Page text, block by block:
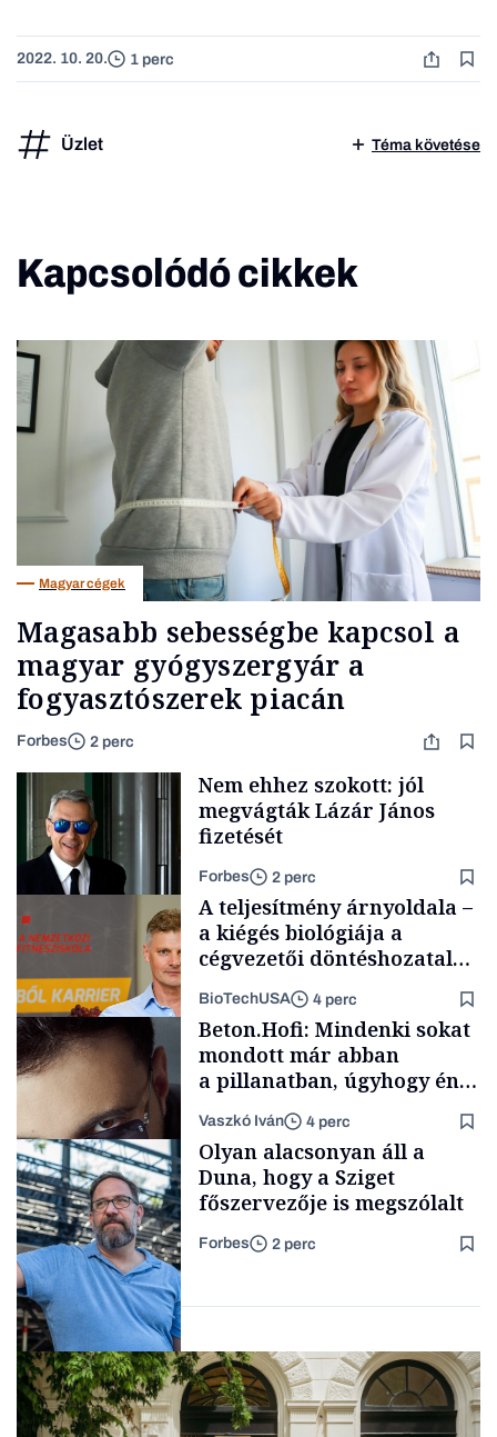
2022. 10. 20. 1 perc
Üzlet Téma követése
Kapcsolódó cikkek
Magyar cégek
Magasabb sebességbe kapcsol a
magyar gyógyszergyár a
fogyasztószerek piacán
Forbes 2 perc
Politika
Nem ehhez szokott: jól
megvágták Lázár János
fizetését
Forbes 2 perc
Content Lab HUB
A teljesítmény árnyoldala –
a kiégés biológiája a
cégvezetői döntéshozatal
BioTechUSA 4 perc
Forbes-sztori
Beton.Hofi: Mindenki sokat
mondott már abban
a pillanatban, úgyhogy én
a legsarkosabb
gondolataimat akartam
kimondani
Vaszkó Iván 4 perc
Társadalom
Olyan alacsonyan áll a
Duna, hogy a Sziget
főszervezője is megszólalt
Forbes 2 perc